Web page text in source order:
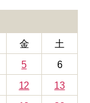
金
土
5
6
12
13